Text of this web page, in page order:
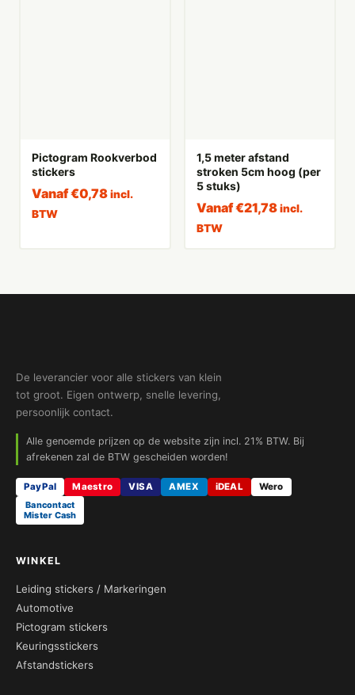
Pictogram Rookverbod
stickers
Vanaf€0,78 incl.
BTW
1,5 meter afstand
stroken 5cm hoog (per
5 stuks)
Vanaf€21,78 incl.
BTW
De leverancier voor alle stickers van klein
tot groot. Eigen ontwerp, snelle levering,
persoonlijk contact.
Alle genoemde prijzen op de website zijn incl. 21% BTW. Bij
afrekenen zal de BTW gescheiden worden!
PayPal Maestro VISA AMEX iDEAL
Wero
Bancontact
Mister Cash
WINKEL
Leiding stickers / Markeringen
Automotive
Pictogram stickers
Keuringsstickers
Afstandstickers